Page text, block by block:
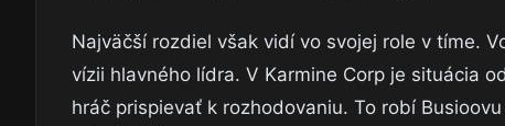
Najväčší rozdiel však vidí vo svojej role v tíme.
vízii hlavného lídra. V Karmine Corp je situácia
hráč prispievať k rozhodovaniu. To robí